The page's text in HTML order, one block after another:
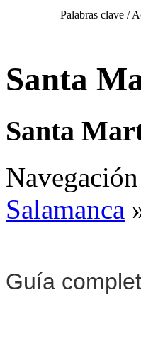
Palabras clave /
Santa
Santa
Navegación
Salamanca
Guía